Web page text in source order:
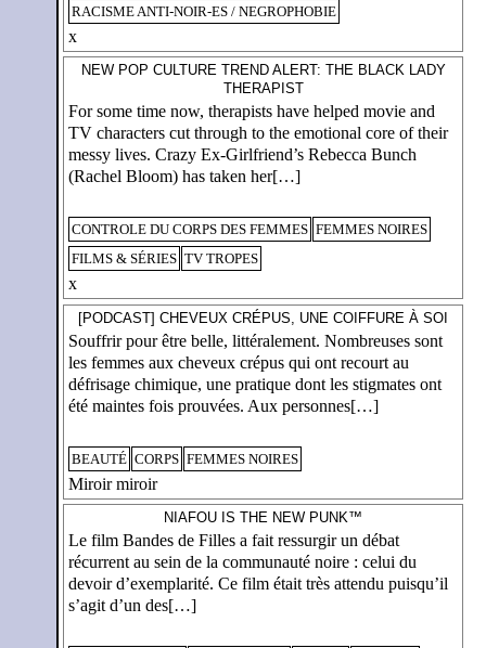
RACISME ANTI-NOIR-ES / NEGROPHOBIE
x
NEW POP CULTURE TREND ALERT: THE BLACK LADY
THERAPIST
For some time now, therapists have helped movie and
TV characters cut through to the emotional core of their
messy lives. Crazy Ex-Girlfriend’s Rebecca Bunch
(Rachel Bloom) has taken her[…]
CONTROLE DU CORPS DES FEMMES FEMMES NOIRES
FILMS & SÉRIES TV TROPES
x
[PODCAST] CHEVEUX CRÉPUS, UNE COIFFURE À SOI
Souffrir pour être belle, littéralement. Nombreuses sont
les femmes aux cheveux crépus qui ont recourt au
défrisage chimique, une pratique dont les stigmates ont
été maintes fois prouvées. Aux personnes[…]
BEAUTÉ CORPS FEMMES NOIRES
Miroir miroir
NIAFOU IS THE NEW PUNK™
Le film Bandes de Filles a fait ressurgir un débat
récurrent au sein de la communauté noire : celui du
devoir d’exemplarité. Ce film était très attendu puisqu’il
s’agit d’un des[…]